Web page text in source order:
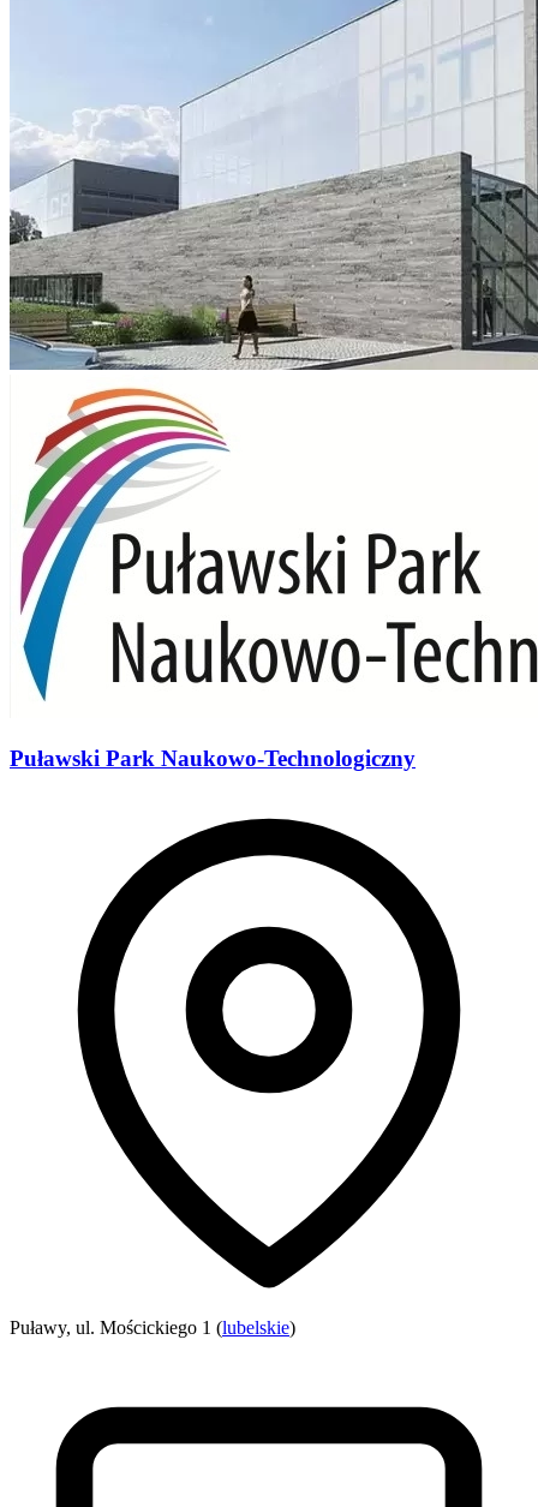
Puławski Park Naukowo-Technologiczny
Puławy, ul. Mościckiego 1 (lubelskie)